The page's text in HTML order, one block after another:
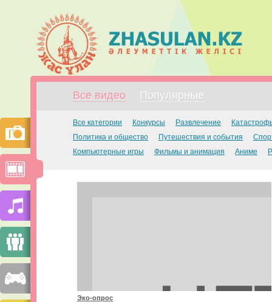
Все видео Популярные
Все категории Конкурсы Развлечение
Политика и общество
Путешествия и события
Компьютерные игры
Фильмы и анимация Аниме
Эко-опрос